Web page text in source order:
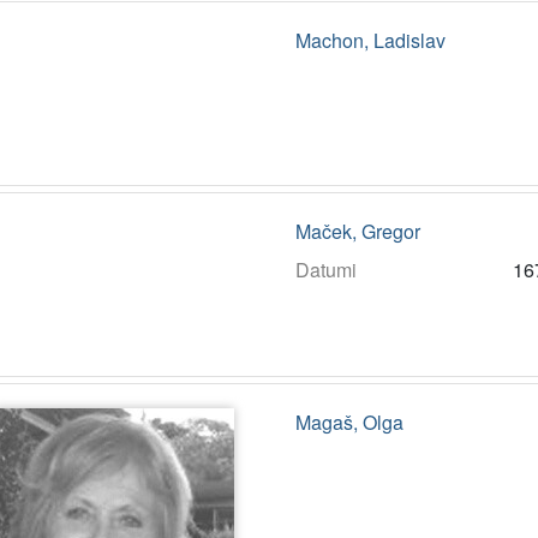
Machon, Ladislav
Maček, Gregor
Datumi
Magaš, Olga